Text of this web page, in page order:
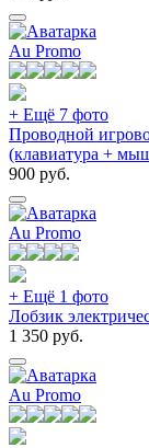
Au Promo
+ Ещё 7 фото
Проводной
(клавиатура +
900 руб.
Au Promo
+ Ещё 1 фото
Лобзик
1 350 руб.
Au Promo